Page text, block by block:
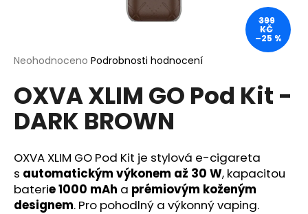
Průměrné
produktu
je
0,0
hvězdiček.
Neohodnoceno Podrobnosti hodnocení
OXVA XLIM GO Pod Kit -
DARK BROWN
OXVA XLIM GO Pod Kit je stylová e-cigareta
s automatickým výkonem až 30 W, kapacitou
baterie 1000 mAh a prémiovým koženým
designem. Pro pohodlný a výkonný vaping.
399
KČ
–25 %
í
t
?
HLEDAT